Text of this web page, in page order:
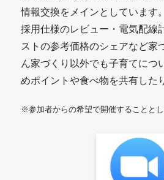
情報交換をメインとしています。
採用仕様のレビュー・電気配線
ストの参考価格のシェアなど家
ん家づくり以外でも子育てにつ
めポイントや食べ物を共有した
※参加者からの希望で開催することとし